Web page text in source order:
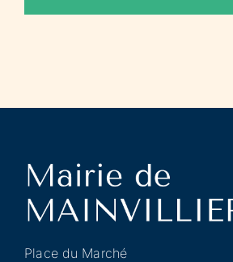
Place du Marché